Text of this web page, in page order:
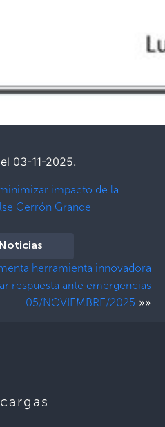
03-11-2025.
impacto de la
Cerrón Grande
Noticias
herramienta innovadora
respuesta ante emergencias
05/NOVIEMBRE/2025 »»